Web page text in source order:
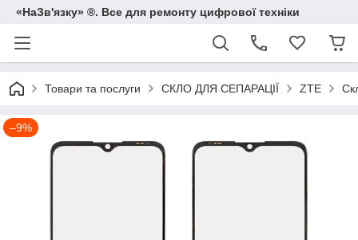
«НаЗв'язку» ®. Все для ремонту цифрової техніки
Товари та послуги СКЛО ДЛЯ СЕПАРАЦІЇ ZTE
–9%